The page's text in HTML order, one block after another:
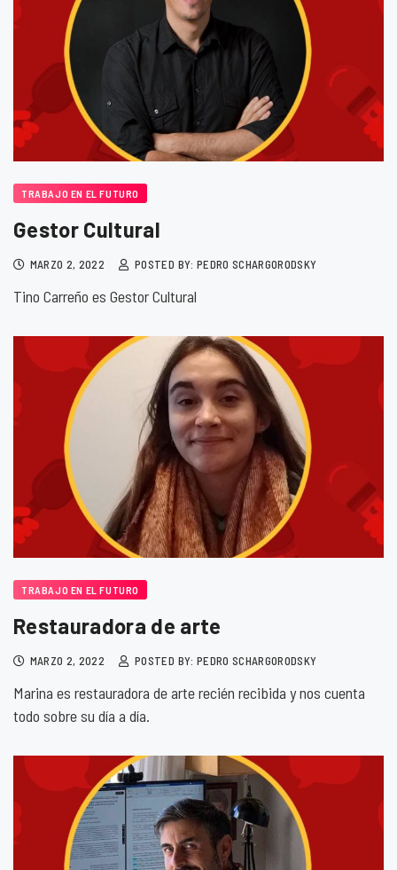
TRABAJO EN EL FUTURO
Gestor Cultural
MARZO 2, 2022 POSTED BY: PEDRO SCHARGORODSKY
Tino Carreño es Gestor Cultural
TRABAJO EN EL FUTURO
Restauradora de arte
MARZO 2, 2022 POSTED BY: PEDRO SCHARGORODSKY
Marina es restauradora de arte recién recibida y nos cuenta
todo sobre su día a día.